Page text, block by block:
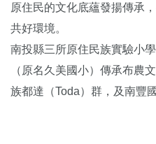
原住民的文化底蘊發揚傳承
共好環境。
南投縣三所原住民族實驗小
（原名久美國小）傳承布農
族都達（Toda）群，及南豐國